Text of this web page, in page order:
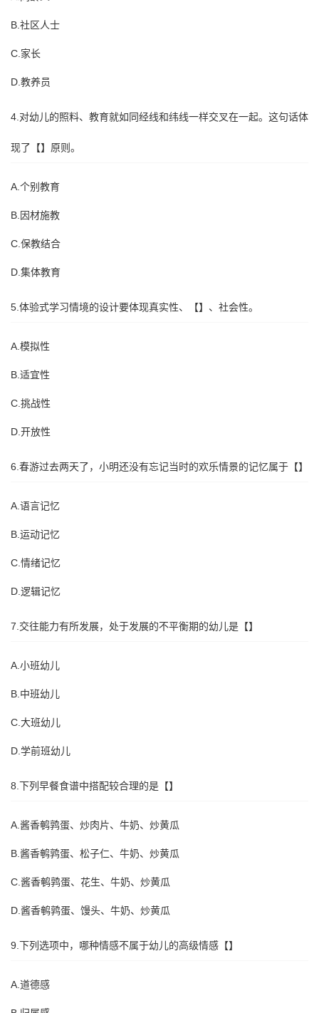
B.社区人士
C.家长
D.教养员
4.对幼儿的照料、教育就如同经线和纬线一样交叉在一起。这句话体
现了【】原则。
A.个别教育
B.因材施教
C.保教结合
D.集体教育
5.体验式学习情境的设计要体现真实性、【】、社会性。
A.模拟性
B.适宜性
C.挑战性
D.开放性
6.春游过去两天了，小明还没有忘记当时的欢乐情景的记忆属于【】
A.语言记忆
B.运动记忆
C.情绪记忆
D.逻辑记忆
7.交往能力有所发展，处于发展的不平衡期的幼儿是【】
A.小班幼儿
B.中班幼儿
C.大班幼儿
D.学前班幼儿
8.下列早餐食谱中搭配较合理的是【】
A.酱香鹌鹑蛋、炒肉片、牛奶、炒黄瓜
B.酱香鹌鹑蛋、松子仁、牛奶、炒黄瓜
C.酱香鹌鹑蛋、花生、牛奶、炒黄瓜
D.酱香鹌鹑蛋、馒头、牛奶、炒黄瓜
9.下列选项中，哪种情感不属于幼儿的高级情感【】
A.道德感